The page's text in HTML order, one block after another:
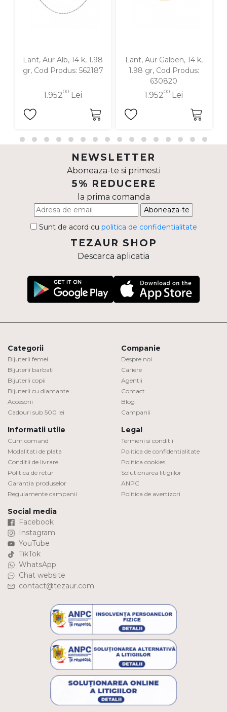
Lant, Aur Alb, 14 k, 1.98
gr, Cod Produs: 562187
1.95200 Lei
Lant, Aur Galben, 14 k,
1.98 gr, Cod Produs:
630820
1.95200 Lei
NEWSLETTER
Aboneaza-te si primesti
5% REDUCERE
la prima comanda
Aboneaza-te
Sunt de acord cu politica de confidentialitate
TEZAUR SHOP
Descarca aplicatia
Categorii
Bijuterii femei
Bijuterii barbati
Bijuterii copii
Bijuterii cu diamante
Accesorii
Cadouri sub 500 lei
Companie
Despre noi
Cariere
Agentii
Contact
Blog
Campanii
Informatii utile
Cum comand
Modalitati de plata
Conditii de livrare
Politica de retur
Garantia produselor
Regulamente campanii
Legal
Termeni si conditii
Politica de confidentialitate
Politica cookies
Solutionarea litigiilor
ANPC
Politica de avertizori
Social media
Facebook
Instagram
YouTube
TikTok
WhatsApp
Chat website
contact@tezaur.com